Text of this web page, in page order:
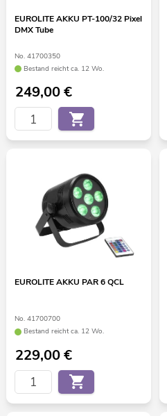
EUROLITE AKKU PT-100/32 Pixel
DMX Tube
No. 41700350
Bestand reicht ca. 12 Wo.
249,00€
EUROLITE AKKU PAR 6 QCL
No. 41700700
Bestand reicht ca. 12 Wo.
229,00€